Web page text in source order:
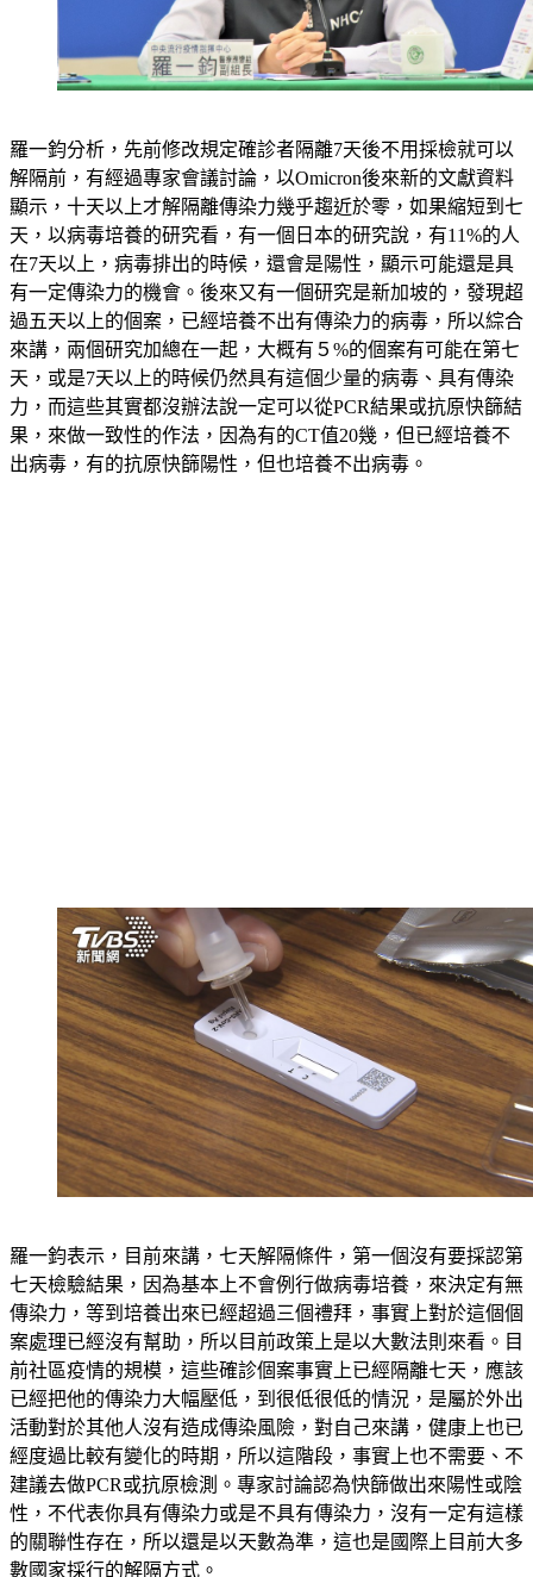
羅一鈞分析，先前修改規定確診者隔離7天後不用採檢就可以
解隔前，有經過專家會議討論，以Omicron後來新的文獻資料
顯示，十天以上才解隔離傳染力幾乎趨近於零，如果縮短到七
天，以病毒培養的研究看，有一個日本的研究說，有11%的人
在7天以上，病毒排出的時候，還會是陽性，顯示可能還是具
有一定傳染力的機會。後來又有一個研究是新加坡的，發現超
過五天以上的個案，已經培養不出有傳染力的病毒，所以綜合
來講，兩個研究加總在一起，大概有５%的個案有可能在第七
天，或是7天以上的時候仍然具有這個少量的病毒、具有傳染
力，而這些其實都沒辦法說一定可以從PCR結果或抗原快篩結
果，來做一致性的作法，因為有的CT值20幾，但已經培養不
出病毒，有的抗原快篩陽性，但也培養不出病毒。
羅一鈞表示，目前來講，七天解隔條件，第一個沒有要採認第
七天檢驗結果，因為基本上不會例行做病毒培養，來決定有無
傳染力，等到培養出來已經超過三個禮拜，事實上對於這個個
案處理已經沒有幫助，所以目前政策上是以大數法則來看。目
前社區疫情的規模，這些確診個案事實上已經隔離七天，應該
已經把他的傳染力大幅壓低，到很低很低的情況，是屬於外出
活動對於其他人沒有造成傳染風險，對自己來講，健康上也已
經度過比較有變化的時期，所以這階段，事實上也不需要、不
建議去做PCR或抗原檢測。專家討論認為快篩做出來陽性或陰
性，不代表你具有傳染力或是不具有傳染力，沒有一定有這樣
的關聯性存在，所以還是以天數為準，這也是國際上目前大多
數國家採行的解隔方式。